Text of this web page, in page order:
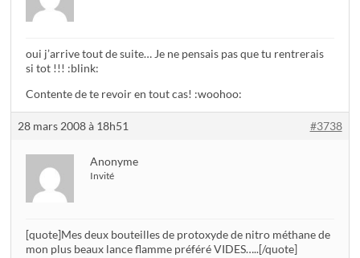
oui j’arrive tout de suite… Je ne pensais pas que tu rentrerais
si tot !!! :blink:
Contente de te revoir en tout cas! :woohoo:
28 mars 2008 à 18h51 #3738
Anonyme
Invité
[quote]Mes deux bouteilles de protoxyde de nitro méthane de
mon plus beaux lance flamme préféré VIDES…..[/quote]